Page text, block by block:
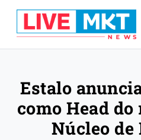
Estalo
como Head
Núcleo de